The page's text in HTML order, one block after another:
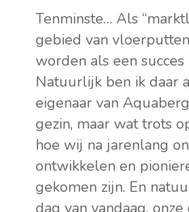
Tenminste… Als
gebied van
worden als een
Natuurlijk ben ik daar
eigenaar van
gezin, maar wat trots
hoe wij na jarenlang
ontwikkelen en
gekomen zijn. En
dag van vandaag,